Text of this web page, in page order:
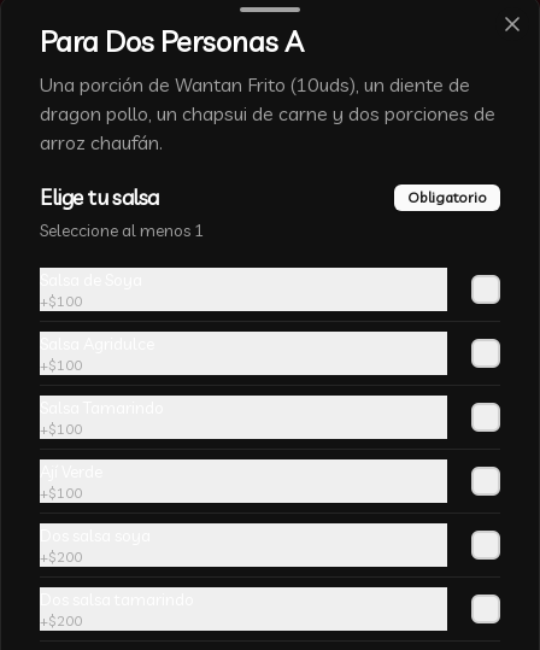
-12%
Arroz salteado con algas chinas,
champiñones y surtido de verduras. sin
Arroz Chaufán CURRY
Para Dos Personas A
Una porción de Wantan Frito (10uds), un diente de
dragon pollo, un chapsui de carne y dos porciones de
arroz chaufán.
Elige tu salsa Obligatorio
Seleccione al menos 1
+$100
+$100
+$100
+$100
+$200
+$200